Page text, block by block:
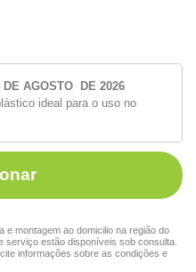
DE AGOSTO DE 2026
ideal para o uso no
e montagem ao domicilio na região do
serviço estão disponíveis sob consulta.
informações sobre as condições e